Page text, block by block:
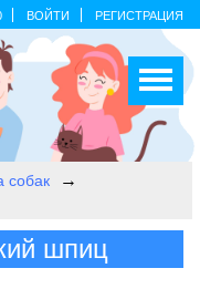
ВОЙТИ РЕГИСТРАЦИЯ
собак
шпиц